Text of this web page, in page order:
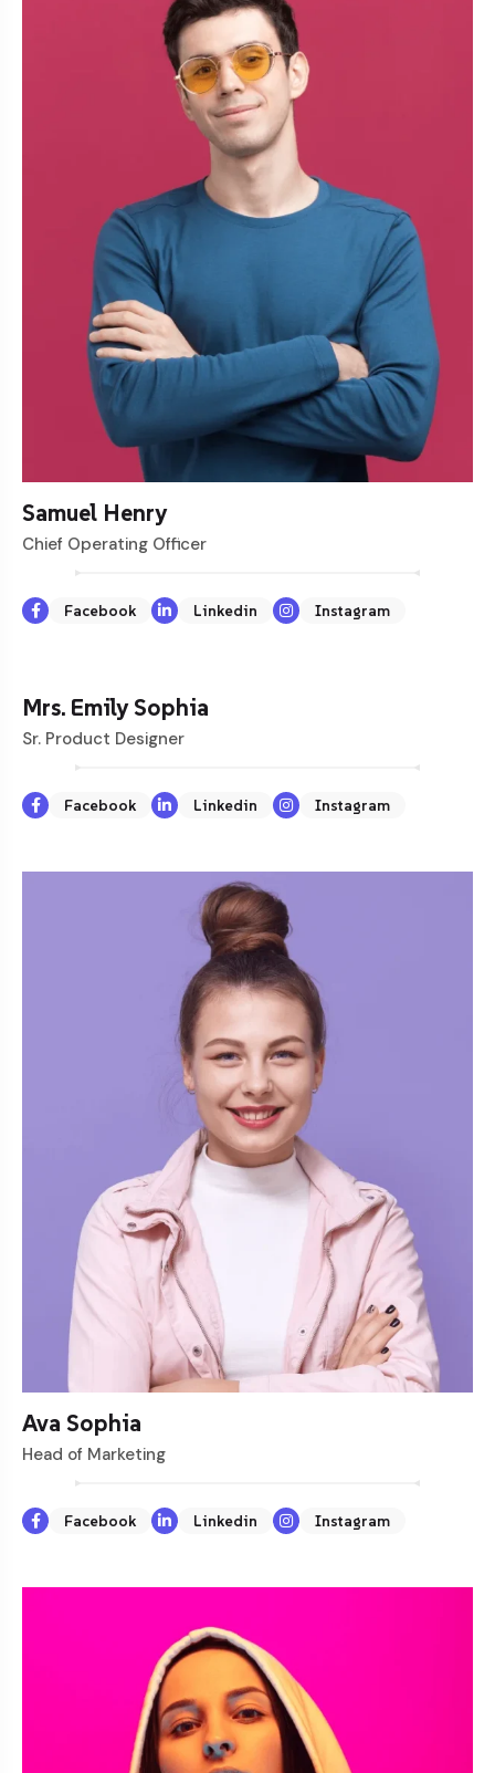
Samuel Henry
Chief Operating Officer
Facebook Linkedin Instagram
Mrs. Emily Sophia
Sr. Product Designer
Facebook Linkedin Instagram
Ava Sophia
Head of Marketing
Facebook Linkedin Instagram